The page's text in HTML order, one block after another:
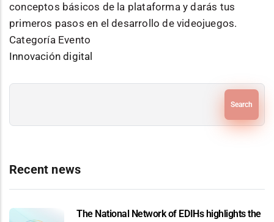
conceptos básicos de la plataforma y darás tus
primeros pasos en el desarrollo de videojuegos.
Categoría Evento
Innovación digital
Recent news
The National Network of EDIHs highlights the